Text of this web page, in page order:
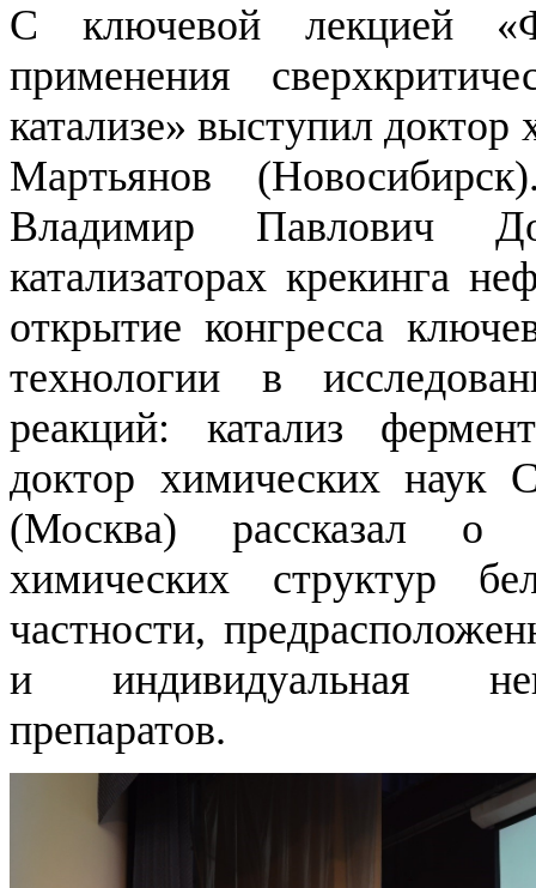
С ключевой лекцией
применения
катализе» выступил
Мартьянов
Владимир Павлович
катализаторах крекинга
открытие конгресса
технологии в
реакций: катализ
доктор химических наук
(Москва) рассказал о
химических структур
частности,
и индивидуальная
препаратов.